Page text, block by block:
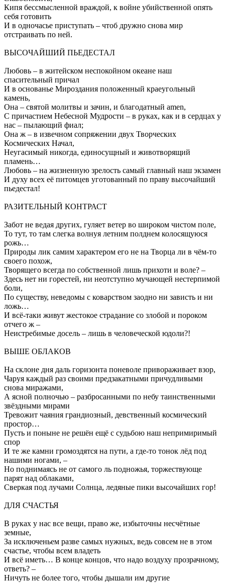
Кипя бессмысленной враждой, к войне убийственной опять
себя готовить
И в одночасье приступать – чтоб дружно снова мир
отстраивать по ней.
ВЫСОЧАЙШИЙ ПЬЕДЕСТАЛ
Любовь – в житейском неспокойном океане наш
спасительный причал
И в основанье Мироздания положенный краеугольный
камень,
Она – святой молитвы и зачин, и благодатный аmen,
С причастием Небесной Мудрости – в руках, как и в сердцах у
нас – пылающий фиал;
Она ж – в извечном сопряжении двух Творческих
Космических Начал,
Неугасимый никогда, единосущный и животворящий
пламень…
Любовь – на жизненную зрелость самый главный наш экзамен
И духу всех её питомцев уготованный по праву высочайший
пьедестал!
РАЗИТЕЛЬНЫЙ КОНТРАСТ
Забот не ведая других, гуляет ветер во широком чистом поле,
То тут, то там слегка волнуя летним полднем колосящуюся
рожь…
Природы лик самим характером его не на Творца ли в чём-то
своего похож,
Творящего всегда по собственной лишь прихоти и воле? –
Здесь нет ни горестей, ни неотступно мучающей нестерпимой
боли,
По существу, неведомы с коварством заодно ни зависть и ни
ложь…
И всё-таки живут жестокое страдание со злобой и пороком
отчего ж –
Неистребимые досель – лишь в человеческой юдоли?!
ВЫШЕ ОБЛАКОВ
На склоне дня даль горизонта поневоле привораживает взор,
Чаруя каждый раз своими предзакатными причудливыми
снова миражами,
А ясной полночью – разбросанными по небу таинственными
звёздными мирами
Тревожит чаяния грандиозный, девственный космический
простор…
Пусть и поныне не решён ещё с судьбою наш непримиримый
спор
И те же камни громоздятся на пути, а где-то тонок лёд под
нашими ногами, –
Но поднимаясь не от самого ль подножья, торжествующе
парят над облаками,
Сверкая под лучами Солнца, ледяные пики высочайших гор!
ДЛЯ СЧАСТЬЯ
В руках у нас все вещи, право же, избыточны несчётные
земные,
За исключеньем разве самых нужных, ведь совсем не в этом
счастье, чтобы всем владеть
И всё иметь… В конце концов, что надо воздуху прозрачному,
ответь? –
Ничуть не более того, чтобы дышали им другие